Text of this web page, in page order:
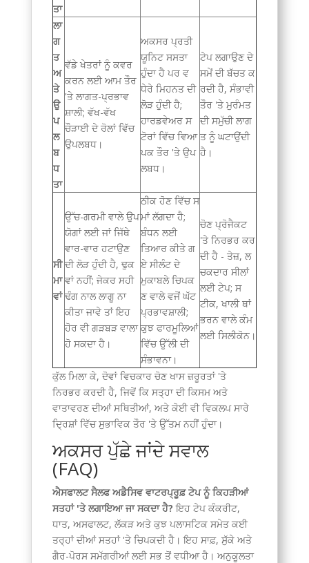
ਤਾ
ਲਾ
ਗ
ਤ
ਅ
ਤੇ
ਉ
ਪ
ਲ
ਬ
ਧ
ਤਾ
ਵੱਡੇ ਖੇਤਰਾਂ ਨੂੰ ਕਵਰ
ਕਰਨ ਲਈ ਆਮ ਤੌਰ
'ਤੇ ਲਾਗਤ-ਪ੍ਰਭਾਵ
ਸ਼ਾਲੀ; ਵੱਖ-ਵੱਖ
ਚੌੜਾਈ ਦੇ ਰੋਲਾਂ ਵਿੱਚ
ਉਪਲਬਧ।
ਅਕਸਰ ਪ੍ਰਤੀ
ਯੂਨਿਟ ਸਸਤਾ
ਹੁੰਦਾ ਹੈ ਪਰ ਵ
ਧੇਰੇ ਮਿਹਨਤ ਦੀ
ਲੋੜ ਹੁੰਦੀ ਹੈ;
ਹਾਰਡਵੇਅਰ ਸ
ਟੋਰਾਂ ਵਿੱਚ ਵਿਆ
ਪਕ ਤੌਰ 'ਤੇ ਉਪ
ਲਬਧ।
ਟੇਪ ਲਗਾਉਣ ਦੇ
ਸਮੇਂ ਦੀ ਬੱਚਤ ਕ
ਰਦੀ ਹੈ, ਸੰਭਾਵੀ
ਤੌਰ 'ਤੇ ਮੁਰੰਮਤ
ਦੀ ਸਮੁੱਚੀ ਲਾਗ
ਤ ਨੂੰ ਘਟਾਉਂਦੀ
ਹੈ।
ਸੀ
ਮਾ
ਵਾਂ
ਉੱਚ-ਗਰਮੀ ਵਾਲੇ ਉਪ
ਯੋਗਾਂ ਲਈ ਜਾਂ ਜਿੱਥੇ
ਵਾਰ-ਵਾਰ ਹਟਾਉਣ
ਦੀ ਲੋੜ ਹੁੰਦੀ ਹੈ, ਢੁਕ
ਵਾਂ ਨਹੀਂ; ਜੇਕਰ ਸਹੀ
ਢੰਗ ਨਾਲ ਲਾਗੂ ਨਾ
ਕੀਤਾ ਜਾਵੇ ਤਾਂ ਇਹ
ਹੋਰ ਵੀ ਗੜਬੜ ਵਾਲਾ
ਹੋ ਸਕਦਾ ਹੈ।
ਠੀਕ ਹੋਣ ਵਿੱਚ ਸ
ਮਾਂ ਲੱਗਦਾ ਹੈ;
ਬੰਧਨ ਲਈ
ਤਿਆਰ ਕੀਤੇ ਗ
ਏ ਸੀਲੰਟ ਦੇ
ਮੁਕਾਬਲੇ ਚਿਪਕ
ਣ ਵਾਲੇ ਵਜੋਂ ਘੱਟ
ਪ੍ਰਭਾਵਸ਼ਾਲੀ;
ਕੁਝ ਫਾਰਮੂਲਿਆਂ
ਵਿੱਚ ਉੱਲੀ ਦੀ
ਸੰਭਾਵਨਾ।
ਚੋਣ ਪ੍ਰੋਜੈਕਟ
'ਤੇ ਨਿਰਭਰ ਕਰ
ਦੀ ਹੈ - ਤੇਜ਼, ਲ
ਚਕਦਾਰ ਸੀਲਾਂ
ਲਈ ਟੇਪ; ਸ
ਟੀਕ, ਖਾਲੀ ਥਾਂ
ਭਰਨ ਵਾਲੇ ਕੰਮ
ਲਈ ਸਿਲੀਕੋਨ।
ਕੁੱਲ ਮਿਲਾ ਕੇ, ਦੋਵਾਂ ਵਿਚਕਾਰ ਚੋਣ ਖਾਸ ਜ਼ਰੂਰਤਾਂ 'ਤੇ
ਨਿਰਭਰ ਕਰਦੀ ਹੈ, ਜਿਵੇਂ ਕਿ ਸਤ੍ਹਾ ਦੀ ਕਿਸਮ ਅਤੇ
ਵਾਤਾਵਰਣ ਦੀਆਂ ਸਥਿਤੀਆਂ, ਅਤੇ ਕੋਈ ਵੀ ਵਿਕਲਪ ਸਾਰੇ
ਦ੍ਰਿਸ਼ਾਂ ਵਿੱਚ ਸੁਭਾਵਿਕ ਤੌਰ 'ਤੇ ਉੱਤਮ ਨਹੀਂ ਹੁੰਦਾ।
ਅਕਸਰ ਪੁੱਛੇ ਜਾਂਦੇ ਸਵਾਲ
(FAQ)
ਐਸਫਾਲਟ ਸੈਲਫ ਅਡੈਸਿਵ ਵਾਟਰਪ੍ਰੂਫ਼ ਟੇਪ ਨੂੰ ਕਿਹੜੀਆਂ
ਸਤਹਾਂ 'ਤੇ ਲਗਾਇਆ ਜਾ ਸਕਦਾ ਹੈ? ਇਹ ਟੇਪ ਕੰਕਰੀਟ,
ਧਾਤ, ਅਸਫਾਲਟ, ਲੱਕੜ ਅਤੇ ਕੁਝ ਪਲਾਸਟਿਕ ਸਮੇਤ ਕਈ
ਤਰ੍ਹਾਂ ਦੀਆਂ ਸਤਹਾਂ 'ਤੇ ਚਿਪਕਦੀ ਹੈ। ਇਹ ਸਾਫ਼, ਸੁੱਕੇ ਅਤੇ
ਗੈਰ-ਪੋਰਸ ਸਮੱਗਰੀਆਂ ਲਈ ਸਭ ਤੋਂ ਵਧੀਆ ਹੈ। ਅਨੁਕੂਲਤਾ